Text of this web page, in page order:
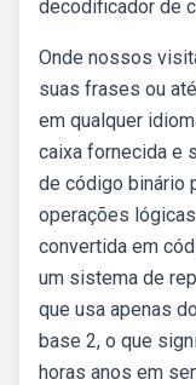
decodificador de
Onde nossos
suas frases ou
em qualquer
caixa fornecida e
de código binário
operações
convertida em
um sistema de
que usa apenas
base 2, o que
horas anos em